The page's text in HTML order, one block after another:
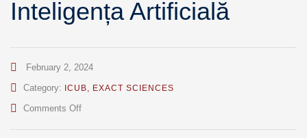
Inteligența Artificială
February 2, 2024
Category:
ICUB, EXACT SCIENCES
Comments Offon